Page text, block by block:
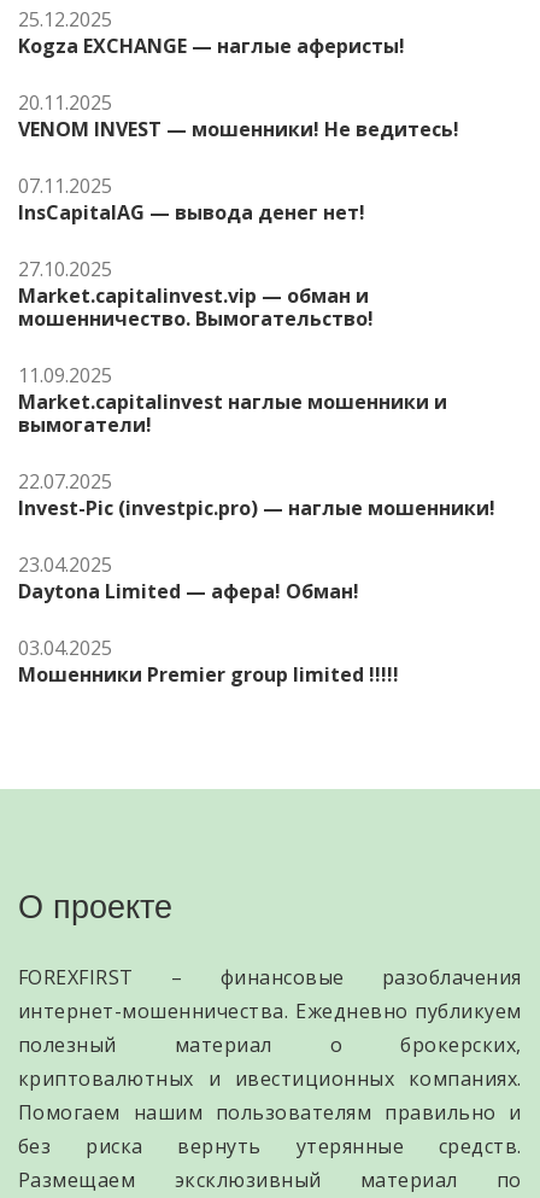
25.12.2025
Kogza EXCHANGE — наглые аферисты!
20.11.2025
VENOM INVEST — мошенники! Не ведитесь!
07.11.2025
InsCapitalAG — вывода денег нет!
27.10.2025
Market.capitalinvest.vip — обман и
мошенничество. Вымогательство!
11.09.2025
Market.capitalinvest наглые мошенники и
вымогатели!
22.07.2025
Invest-Pic (investpic.pro) — наглые мошенники!
23.04.2025
Daytona Limited — афера! Обман!
03.04.2025
Мошенники Premier group limited !!!!!
О проекте
FOREXFIRST – финансовые разоблачения
интернет-мошенничества. Ежедневно публикуем
полезный материал о брокерских,
криптовалютных и ивестиционных компаниях.
Помогаем нашим пользователям правильно и
без риска вернуть утерянные средств.
Размещаем эксклюзивный материал по